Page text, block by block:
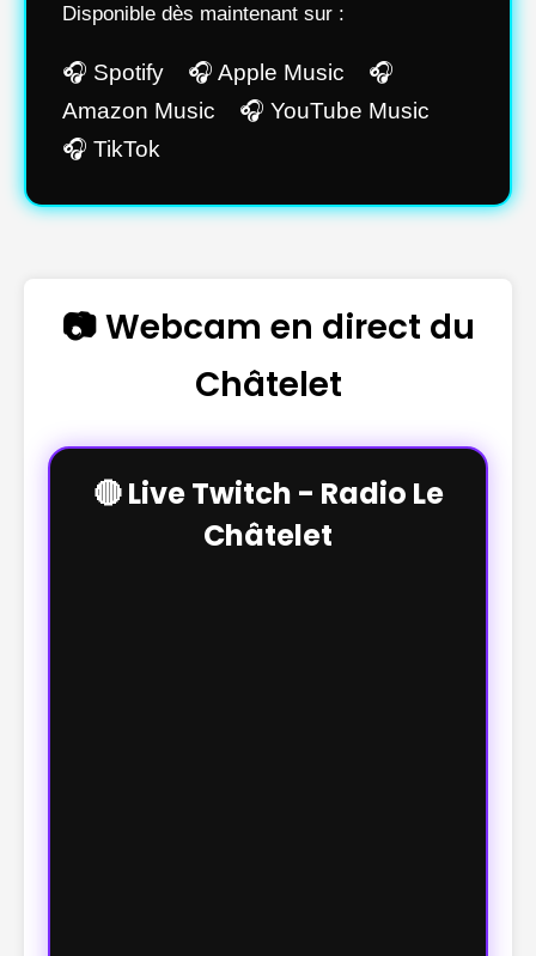
Disponible dès maintenant sur :
🎧 Spotify 🎧 Apple Music 🎧
Amazon Music 🎧 YouTube Music
🎧 TikTok
📷 Webcam en direct du
Châtelet
🔴 Live Twitch - Radio Le
Châtelet